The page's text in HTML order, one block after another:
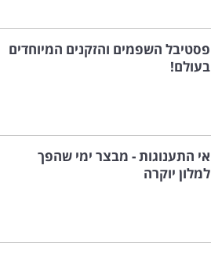
פסטיבל השפמים והזקנים המיוחדים
בעולם!
אי התענוגות - מבצר ימי שהפך
למלון יוקרה